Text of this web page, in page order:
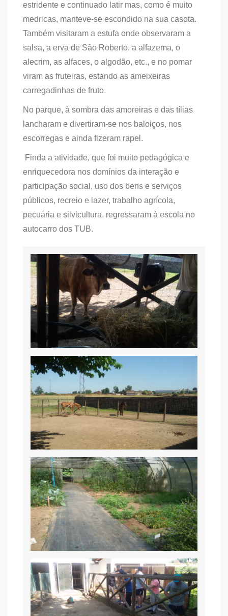
estridente e continuado latir mas, como é muito
medricas, manteve-se escondido na sua casota.
Também visitaram a estufa onde observaram a
salsa, a erva de São Roberto, a alfazema, o
alecrim, as alfaces, o algodão, etc., e no pomar
viram as fruteiras, estando as ameixeiras
carregadinhas de fruto.
No parque, à sombra das amoreiras e das tílias
lancharam e divertiram-se nos baloiços, nos
escorregas e ainda fizeram rapel.
Finda a atividade, que foi muito pedagógica e
enriquecedora nos domínios da interação e
participação social, uso dos bens e serviços
públicos, recreio e lazer, trabalho agrícola,
pecuária e silvicultura, regressaram à escola no
autocarro dos TUB.